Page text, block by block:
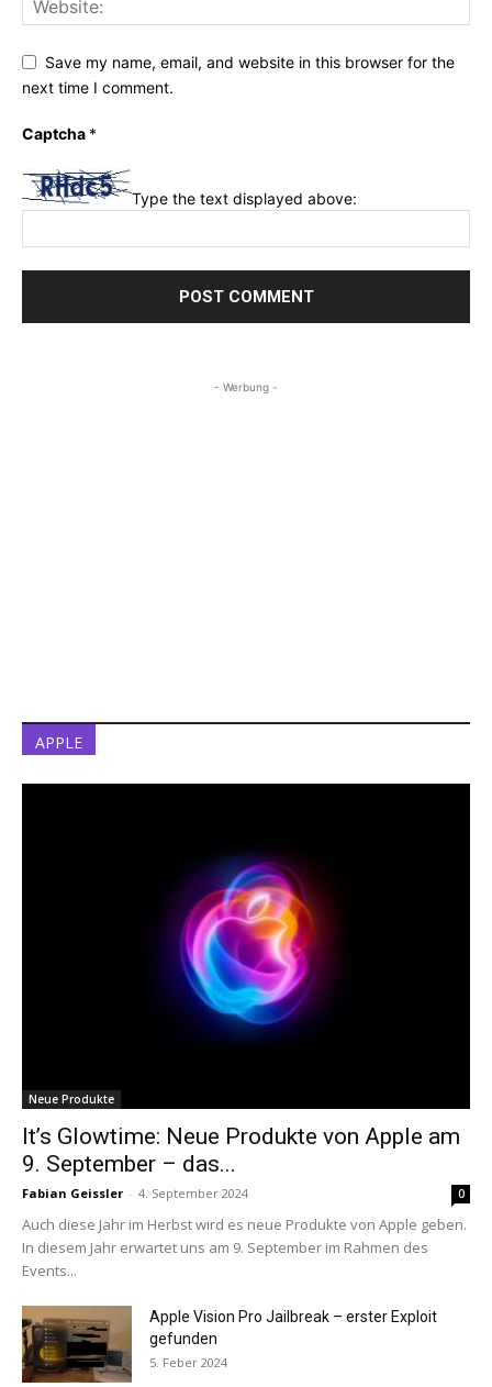
Save my name, email, and website in this browser for the
next time I comment.
Captcha *
Type the text displayed above:
- Werbung -
APPLE
Neue Produkte
It’s Glowtime: Neue Produkte von Apple am
9. September – das...
Fabian Geissler - 4. September 2024 0
Auch diese Jahr im Herbst wird es neue Produkte von Apple geben.
In diesem Jahr erwartet uns am 9. September im Rahmen des
Events...
Apple Vision Pro Jailbreak – erster Exploit
gefunden
5. Feber 2024